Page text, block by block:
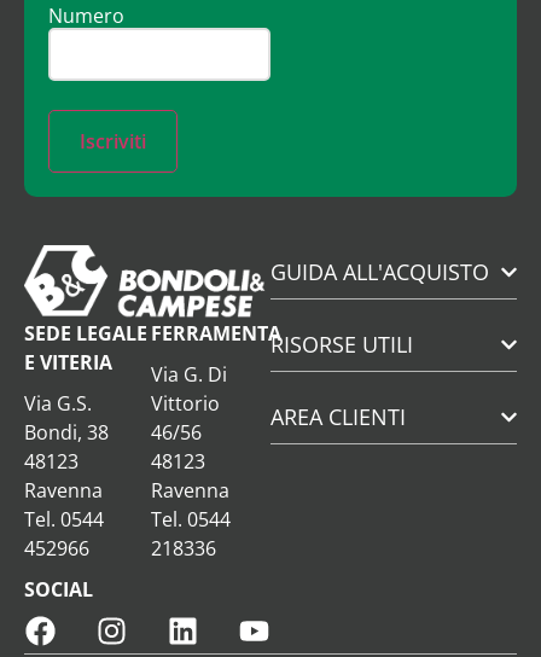
Numero
Iscriviti
SEDE LEGALE
E VITERIA
Via G.S.
Bondi, 38
48123
Ravenna
Tel. 0544
452966
FERRAMENTA
Via G. Di
Vittorio
46/56
48123
Ravenna
Tel. 0544
218336
SOCIAL
GUIDA ALL'ACQUISTO
RISORSE UTILI
AREA CLIENTI